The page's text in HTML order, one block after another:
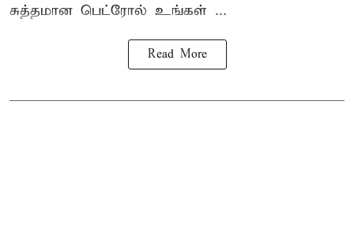
சுத்தமான பெட்ரோல் உங்கள் ...
Read More